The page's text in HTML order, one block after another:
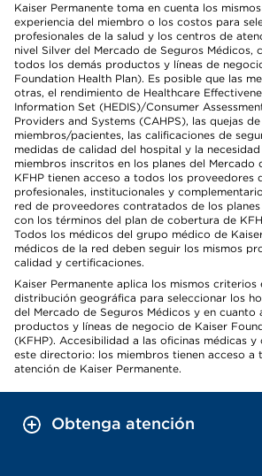
Kaiser Permanente toma en cuenta los
experiencia del miembro o los costos para
profesionales de la salud y los centros de
nivel Silver del Mercado de Seguros Médicos,
todos los demás productos y líneas de
Foundation Health Plan). Es posible que las
otras, el rendimiento de Healthcare
Information Set (HEDIS)/Consumer
Providers and Systems (CAHPS), las quejas
miembros/pacientes, las calificaciones de
medidas de calidad del hospital y la
miembros inscritos en los planes del Mercado
KFHP tienen acceso a todos los proveedores
profesionales, institucionales y
red de proveedores contratados de los
con los términos del plan de cobertura de
Todos los médicos del grupo médico de
médicos de la red deben seguir los mismos
calidad y certificaciones.
Kaiser Permanente aplica los mismos criterios
distribución geográfica para seleccionar los
del Mercado de Seguros Médicos y en cuanto
productos y líneas de negocio de Kaiser
(KFHP). Accesibilidad a las oficinas médicas
este directorio: los miembros tienen acceso a
atención de Kaiser Permanente.
Obtenga atención